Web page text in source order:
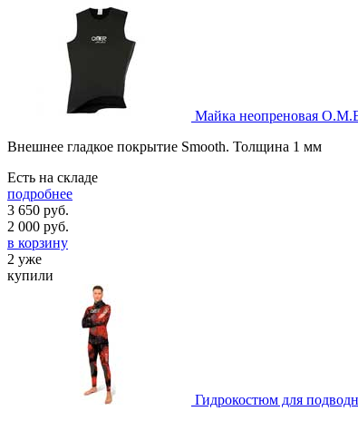
Майка неопреновая
Внешнее гладкое покрытие Smooth. Толщина 1 мм
Есть на складе
подробнее
3 650 руб.
2 000 руб.
в корзину
2 уже
купили
Гидрокостюм для